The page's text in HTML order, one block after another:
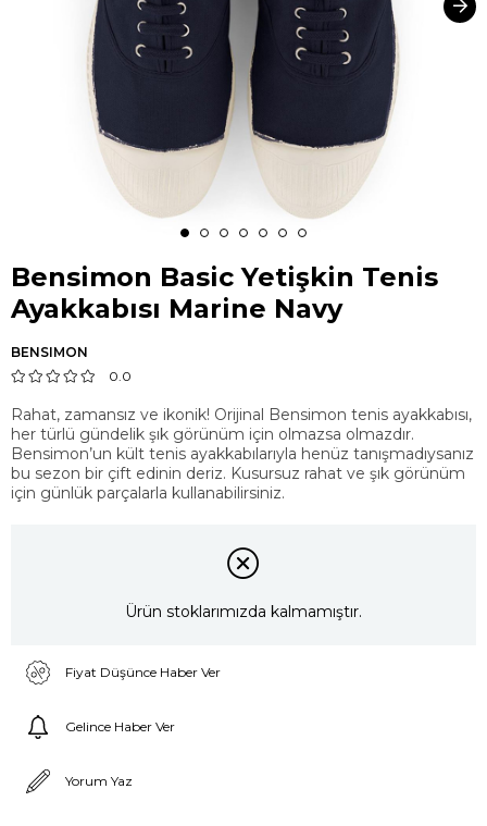
Bensimon Basic Yetişkin Tenis
Ayakkabısı Marine Navy
BENSIMON
0.0
Rahat, zamansız ve ikonik! Orijinal Bensimon tenis ayakkabısı,
her türlü gündelik şık görünüm için olmazsa olmazdır.
Bensimon’un kült tenis ayakkabılarıyla henüz tanışmadıysanız
bu sezon bir çift edinin deriz. Kusursuz rahat ve şık görünüm
için günlük parçalarla kullanabilirsiniz.
Ürün stoklarımızda kalmamıştır.
Fiyat Düşünce Haber Ver
Gelince Haber Ver
Yorum Yaz